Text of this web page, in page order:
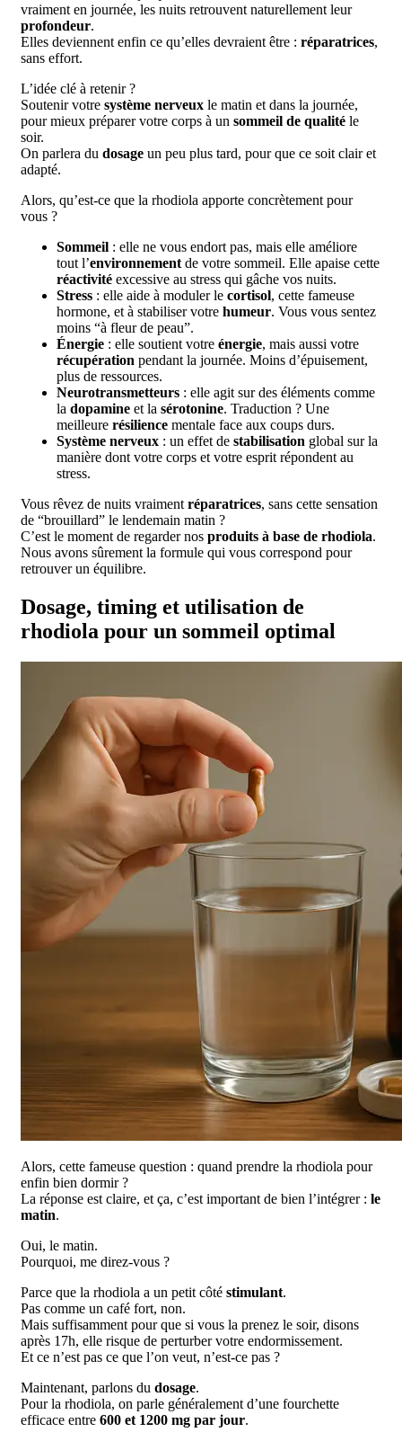
vraiment en journée, les nuits retrouvent naturellement leur
profondeur.
Elles deviennent enfin ce qu’elles devraient être : réparatrices,
sans effort.
L’idée clé à retenir ?
Soutenir votre système nerveux le matin et dans la journée,
pour mieux préparer votre corps à un sommeil de qualité le
soir.
On parlera du dosage un peu plus tard, pour que ce soit clair et
adapté.
Alors, qu’est-ce que la rhodiola apporte concrètement pour
vous ?
Sommeil : elle ne vous endort pas, mais elle améliore
tout l’environnement de votre sommeil. Elle apaise cette
réactivité excessive au stress qui gâche vos nuits.
Stress : elle aide à moduler le cortisol, cette fameuse
hormone, et à stabiliser votre humeur. Vous vous sentez
moins “à fleur de peau”.
Énergie : elle soutient votre énergie, mais aussi votre
récupération pendant la journée. Moins d’épuisement,
plus de ressources.
Neurotransmetteurs : elle agit sur des éléments comme
la dopamine et la sérotonine. Traduction ? Une
meilleure résilience mentale face aux coups durs.
Système nerveux : un effet de stabilisation global sur la
manière dont votre corps et votre esprit répondent au
stress.
Vous rêvez de nuits vraiment réparatrices, sans cette sensation
de “brouillard” le lendemain matin ?
C’est le moment de regarder nos produits à base de rhodiola.
Nous avons sûrement la formule qui vous correspond pour
retrouver un équilibre.
Dosage, timing et utilisation de
rhodiola pour un sommeil optimal
Alors, cette fameuse question : quand prendre la rhodiola pour
enfin bien dormir ?
La réponse est claire, et ça, c’est important de bien l’intégrer : le
matin.
Oui, le matin.
Pourquoi, me direz-vous ?
Parce que la rhodiola a un petit côté stimulant.
Pas comme un café fort, non.
Mais suffisamment pour que si vous la prenez le soir, disons
après 17h, elle risque de perturber votre endormissement.
Et ce n’est pas ce que l’on veut, n’est-ce pas ?
Maintenant, parlons du dosage.
Pour la rhodiola, on parle généralement d’une fourchette
efficace entre 600 et 1200 mg par jour.